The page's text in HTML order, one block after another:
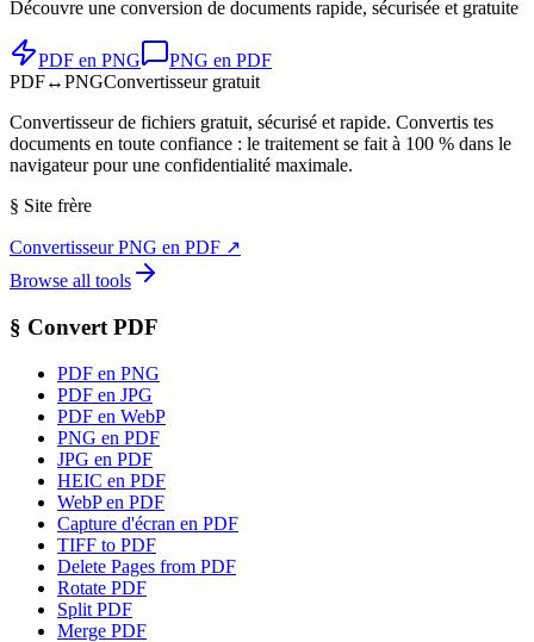
Découvre une conversion de documents rapide, sécurisée et gratuite
PDF en PNG
PNG en PDF
PDF↔PNGConvertisseur gratuit
Convertisseur de fichiers gratuit, sécurisé et rapide. Convertis tes
documents en toute confiance : le traitement se fait à 100 % dans le
navigateur pour une confidentialité maximale.
§ Site frère
Convertisseur PNG en PDF ↗
Browse all tools
§ Convert PDF
PDF en PNG
PDF en JPG
PDF en WebP
PNG en PDF
JPG en PDF
HEIC en PDF
WebP en PDF
Capture d'écran en PDF
TIFF to PDF
Delete Pages from PDF
Rotate PDF
Split PDF
Merge PDF